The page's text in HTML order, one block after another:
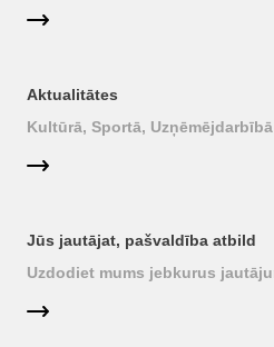
Aktualitātes
Kultūrā, Sportā,
Jūs jautājat, pašvaldība atbild
Uzdodiet mums jebkurus